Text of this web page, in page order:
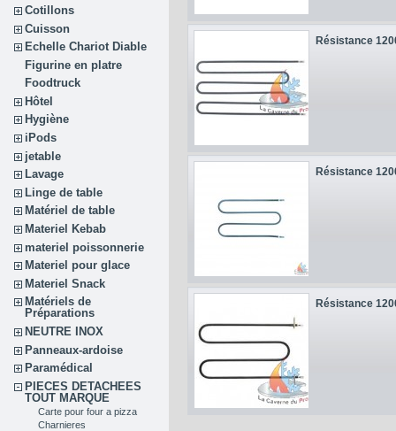
Cotillons
Cuisson
Echelle Chariot Diable
Figurine en platre
Foodtruck
Hôtel
Hygiène
iPods
jetable
Lavage
Linge de table
Matériel de table
Materiel Kebab
materiel poissonnerie
Materiel pour glace
Materiel Snack
Matériels de
Préparations
NEUTRE INOX
Panneaux-ardoise
Paramédical
PIECES DETACHEES
TOUT MARQUE
Carte pour four a pizza
Charnieres
Résistance
Résistance
Résistance